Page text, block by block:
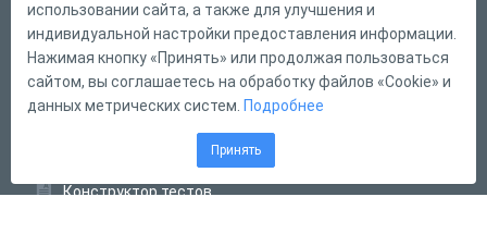
Русский
Справка
Форма обратной связи
Конструктор тестов
использовании сайта, а также для улучшения и
индивидуальной настройки предоставления информации.
Нажимая кнопку «Принять» или продолжая пользоваться
сайтом, вы соглашаетесь на обработку файлов «Cookie» и
данных метрических систем. Подробнее
Принять